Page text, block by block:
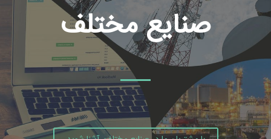
صنایع مختلف